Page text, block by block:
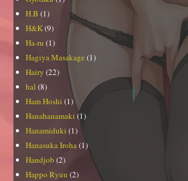
H.B (1)
H&K(9)
Ha-ru (1)
Hagiya Masakage (1)
Hairy (22)
hal (8)
Ham Hoshi (1)
Hanahanamaki (1)
Hanamiduki (1)
Hanasuka Iroha (1)
Handjob (2)
Happo Ryuu (2)